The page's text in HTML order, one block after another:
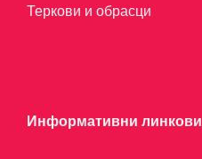
Теркови и обрасци
Информативни линкови